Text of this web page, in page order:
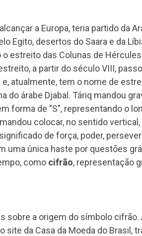
a Europa, teria partido da
Egito, desertos do Saara e da
estreito das Colunas de
a partir do século VIII,
atualmente, tem o nome de
do árabe Djabal. Táriq mandou
forma de "S", representando o
colocar, no sentido
de força, poder,
uma única haste por questões
como cifrão, representação
sobre a origem do símbolo cifrão.
site da Casa da Moeda do Brasil,